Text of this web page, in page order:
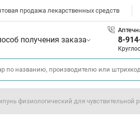
продажа лекарственных средств
получения заказа 8-
физиологический для чувствительной